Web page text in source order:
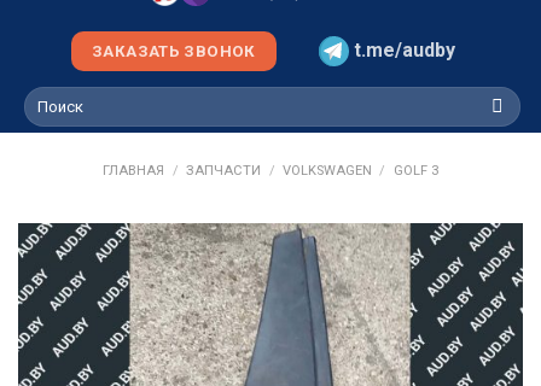
ЗАКАЗАТЬ ЗВОНОК t.me/audby
Искать:
ГЛАВНАЯ / ЗАПЧАСТИ / VOLKSWAGEN / GOLF 3